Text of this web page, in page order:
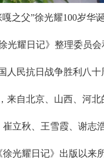
之父”徐光耀100岁华
光耀日记》整理委员
人民抗日战争胜利八
来自北京、山西、河
立秋、王雪霞、谢志
光耀日记》出版以来